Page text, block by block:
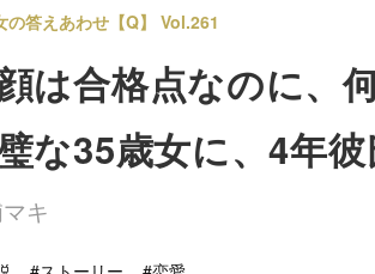
の答えあわせ【Q】 Vol.261
顔は合格点なのに、
な35歳女に、4年
キ